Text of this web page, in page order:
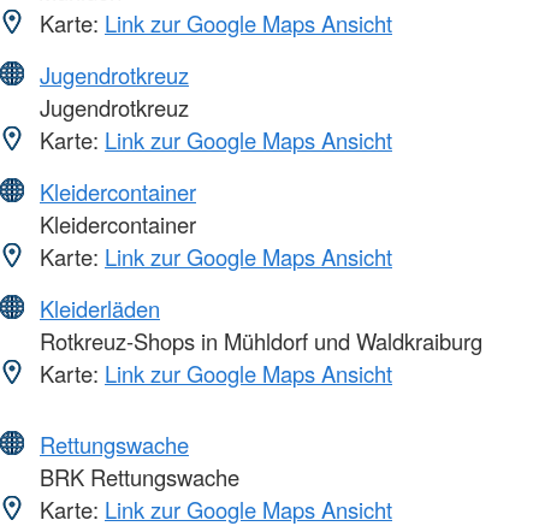
Karte: Link zur Google Maps Ansicht
Jugendrotkreuz
Jugendrotkreuz
Karte: Link zur Google Maps Ansicht
Kleidercontainer
Kleidercontainer
Karte: Link zur Google Maps Ansicht
Kleiderläden
Rotkreuz-Shops in Mühldorf und Waldkraiburg
Karte: Link zur Google Maps Ansicht
Rettungswache
BRK Rettungswache
Karte: Link zur Google Maps Ansicht